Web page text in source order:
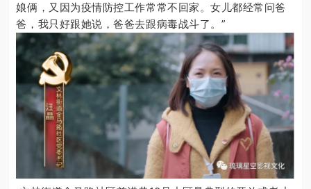
娘俩，又因为疫情防控工作常常不回家。女儿都经常问爸
爸，我只好跟她说，爸爸去跟病毒战斗了。”